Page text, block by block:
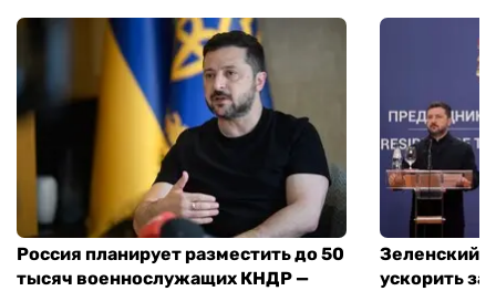
Россия планирует разместить до 50
тысяч военнослужащих КНДР —
Зеленский
ускорить